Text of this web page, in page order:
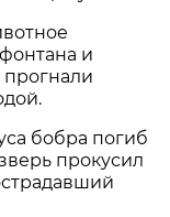
и
прогнали
бобра погиб
прокусил